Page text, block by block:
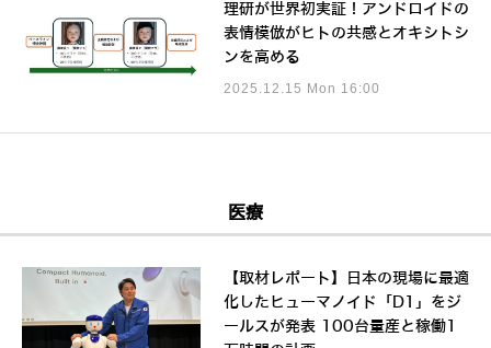
理研が世界初実証！アンドロイドの
表情模倣がヒトの共感とオキシトシ
ンを高める
2025.12.15 Mon 16:00
医療
【取材レポート】日本の現場に最適
化したヒューマノイド「D1」をジ
ールスが発表 100台量産と稼働1